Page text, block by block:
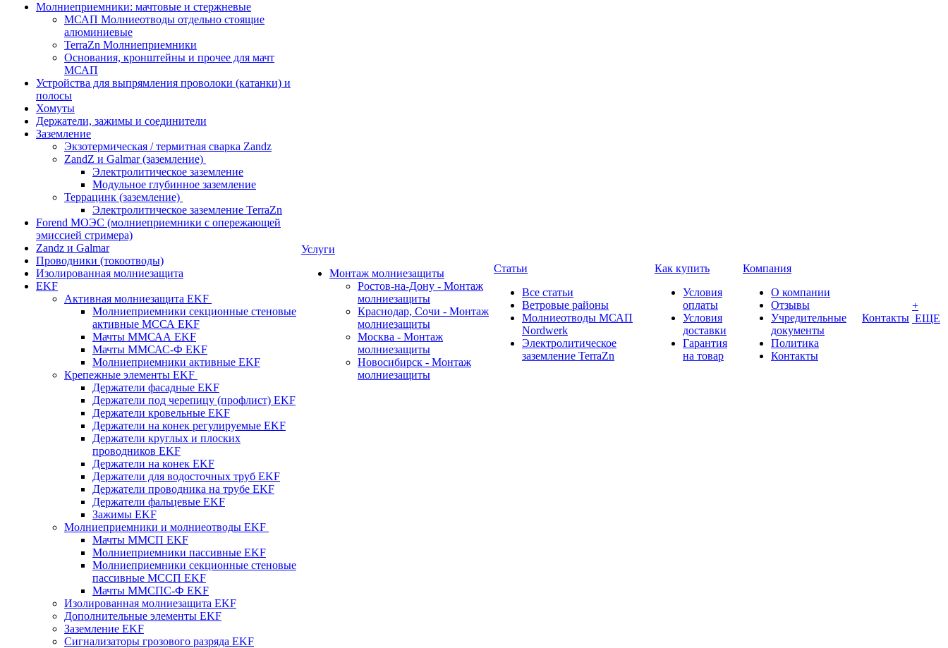
Молниеприемники: мачтовые и стержневые
МСАП Молниеотводы отдельно стоящие
алюминиевые
TerraZn Молниеприемники
Основания, кронштейны и прочее для мачт
МСАП
Устройства для выпрямления проволоки (катанки) и
полосы
Хомуты
Держатели, зажимы и соединители
Заземление
Экзотермическая / термитная сварка Zandz
ZandZ и Galmar (заземление)
Электролитическое заземление
Модульное глубинное заземление
Террацинк (заземление)
Электролитическое заземление TerraZn
Forend МОЭС (молниеприемники с опережающей
эмиссией стримера)
Zandz и Galmar
Проводники (токоотводы)
Изолированная молниезащита
EKF
Активная молниезащита EKF
Молниеприемники секционные стеновые
активные МССА EKF
Мачты ММСАА EKF
Мачты ММСАС-Ф EKF
Молниеприемники активные EKF
Крепежные элементы EKF
Держатели фасадные EKF
Держатели под черепицу (профлист) EKF
Держатели кровельные EKF
Держатели на конек регулируемые EKF
Держатели круглых и плоских
проводников EKF
Держатели на конек EKF
Держатели для водосточных труб EKF
Держатели проводника на трубе EKF
Держатели фальцевые EKF
Зажимы EKF
Молниеприемники и молниеотводы EKF
Мачты ММСП EKF
Молниеприемники пассивные EKF
Молниеприемники секционные стеновые
пассивные МССП EKF
Мачты ММСПС-Ф EKF
Изолированная молниезащита EKF
Дополнительные элементы EKF
Заземление EKF
Сигнализаторы грозового разряда EKF
Услуги
Монтаж молниезащиты
Ростов-на-Дону - Монтаж
молниезащиты
Краснодар, Сочи - Монтаж
молниезащиты
Москва - Монтаж
молниезащиты
Новосибирск - Монтаж
молниезащиты
Статьи
Все статьи
Ветровые районы
Молниеотводы МСАП
Nordwerk
Электролитическое
заземление TerraZn
Как купить
Условия
оплаты
Условия
доставки
Гарантия
на товар
Компания
О компании
Отзывы
Учредительные
документы
Политика
Контакты
Контакты
+
ЕЩЕ